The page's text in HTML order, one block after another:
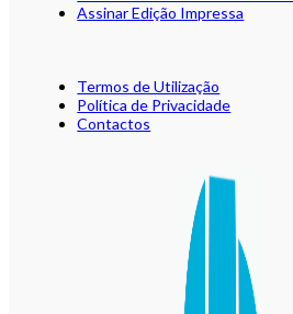
Assinar Edição Impressa
Termos de Utilização
Política de Privacidade
Contactos